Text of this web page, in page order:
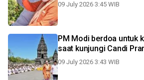
09 July 2026 3:45 WIB
PM Modi berdoa untuk
saat kunjungi Candi
09 July 2026 3:43 WIB